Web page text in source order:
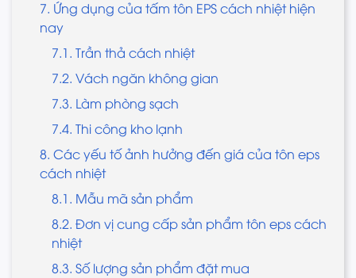
7. Ứng dụng của tấm tôn EPS cách nhiệt hiện
nay
7.1. Trần thả cách nhiệt
7.2. Vách ngăn không gian
7.3. Làm phòng sạch
7.4. Thi công kho lạnh
8. Các yếu tố ảnh hưởng đến giá của tôn eps
cách nhiệt
8.1. Mẫu mã sản phẩm
8.2. Đơn vị cung cấp sản phẩm tôn eps cách
nhiệt
8.3. Số lượng sản phẩm đặt mua